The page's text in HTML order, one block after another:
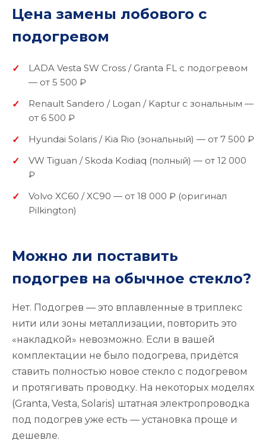
Цена замены лобового с
подогревом
LADA Vesta SW Cross / Granta FL с подогревом
— от 5 500 ₽
Renault Sandero / Logan / Kaptur с зональным —
от 6 500 ₽
Hyundai Solaris / Kia Rio (зональный) — от 7 500 ₽
VW Tiguan / Skoda Kodiaq (полный) — от 12 000
₽
Volvo XC60 / XC90 — от 18 000 ₽ (оригинал
Pilkington)
Можно ли поставить
подогрев на обычное стекло?
Нет. Подогрев — это вплавленные в триплекс
нити или зоны металлизации, повторить это
«накладкой» невозможно. Если в вашей
комплектации не было подогрева, придётся
ставить полностью новое стекло с подогревом
и протягивать проводку. На некоторых моделях
(Granta, Vesta, Solaris) штатная электропроводка
под подогрев уже есть — установка проще и
дешевле.